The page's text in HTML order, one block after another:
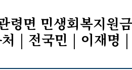
령면 민생회복지원
| 전국민 | 이재명